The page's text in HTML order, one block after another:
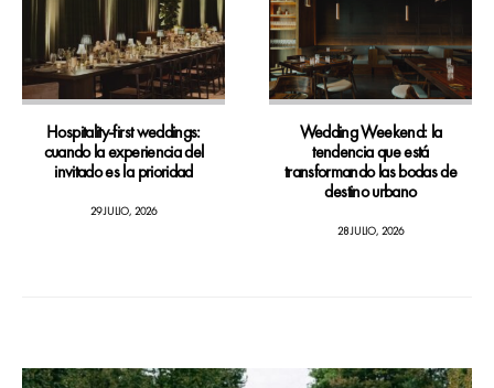
Hospitality-first weddings:
cuando la experiencia del
invitado es la prioridad
29 JULIO, 2026
Wedding Weekend: la
tendencia que está
transformando las bodas de
destino urbano
28 JULIO, 2026